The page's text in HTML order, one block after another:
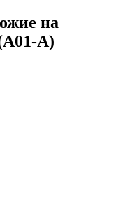
на
A)